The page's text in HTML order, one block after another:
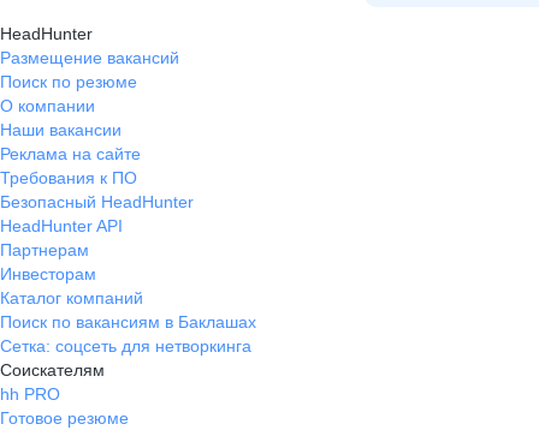
HeadHunter
Размещение вакансий
Поиск по резюме
О компании
Наши вакансии
Реклама на сайте
Требования к ПО
Безопасный HeadHunter
HeadHunter API
Партнерам
Инвесторам
Каталог компаний
Поиск по вакансиям в Баклашах
Сетка: соцсеть для нетворкинга
Соискателям
hh PRO
Готовое резюме